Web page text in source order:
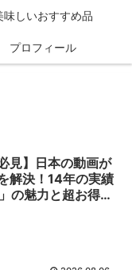
味しいおすすめ品
プロフィール
見】日本の動画が
解決！14年の実績
の魅力と超お得な